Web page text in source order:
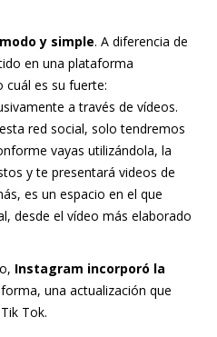
y simple. A diferencia de
en una plataforma
cuál es su fuerte:
a través de vídeos.
red social, solo tendremos
vayas utilizándola, la
y te presentará videos de
es un espacio en el que
desde el vídeo más elaborado
Instagram incorporó la
una actualización que
Tok.